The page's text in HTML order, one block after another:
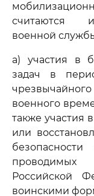
считаются
военной
а) участия в
задач в
военного
также участия
или
Российской
воинскими